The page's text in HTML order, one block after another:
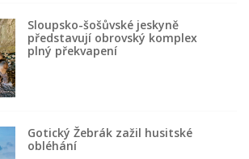
Sloupsko-šošůvské jeskyně
představují obrovský komplex
plný překvapení
Gotický Žebrák zažil husitské
obléhání